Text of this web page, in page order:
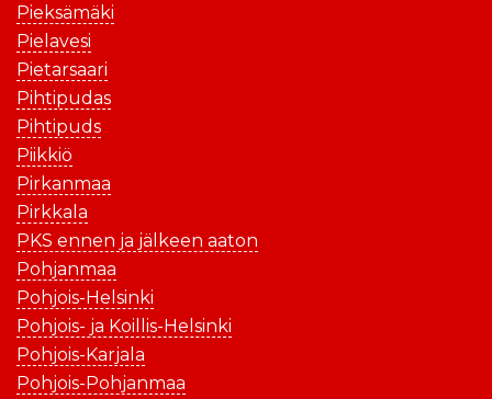
Pieksämäki
Pielavesi
Pietarsaari
Pihtipudas
Pihtipuds
Piikkiö
Pirkanmaa
Pirkkala
PKS ennen ja jälkeen aaton
Pohjanmaa
Pohjois-Helsinki
Pohjois- ja Koillis-Helsinki
Pohjois-Karjala
Pohjois-Pohjanmaa